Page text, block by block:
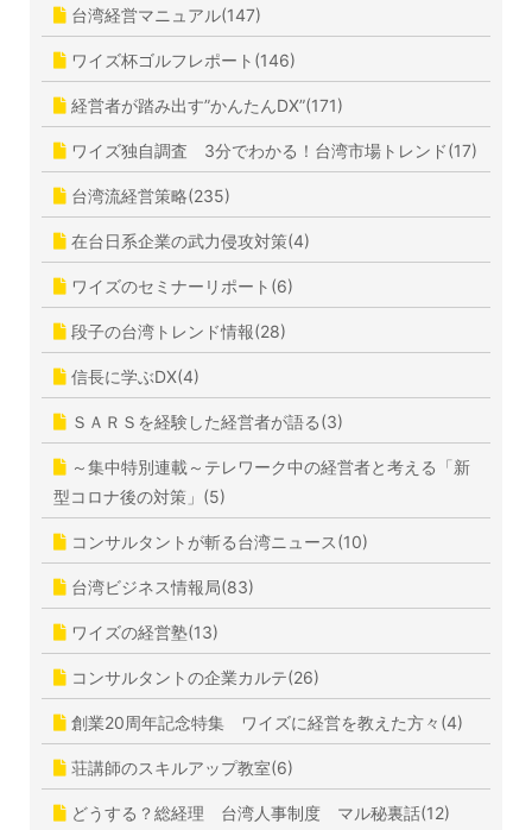
台湾経営マニュアル(147)
ワイズ杯ゴルフレポート(146)
経営者が踏み出す”かんたんDX”(171)
ワイズ独自調査 3分でわかる！台湾市場トレンド(17)
台湾流経営策略(235)
在台日系企業の武力侵攻対策(4)
ワイズのセミナーリポート(6)
段子の台湾トレンド情報(28)
信長に学ぶDX(4)
ＳＡＲＳを経験した経営者が語る(3)
～集中特別連載～テレワーク中の経営者と考える「新
型コロナ後の対策」(5)
コンサルタントが斬る台湾ニュース(10)
台湾ビジネス情報局(83)
ワイズの経営塾(13)
コンサルタントの企業カルテ(26)
創業20周年記念特集 ワイズに経営を教えた方々(4)
荘講師のスキルアップ教室(6)
どうする？総経理 台湾人事制度 マル秘裏話(12)